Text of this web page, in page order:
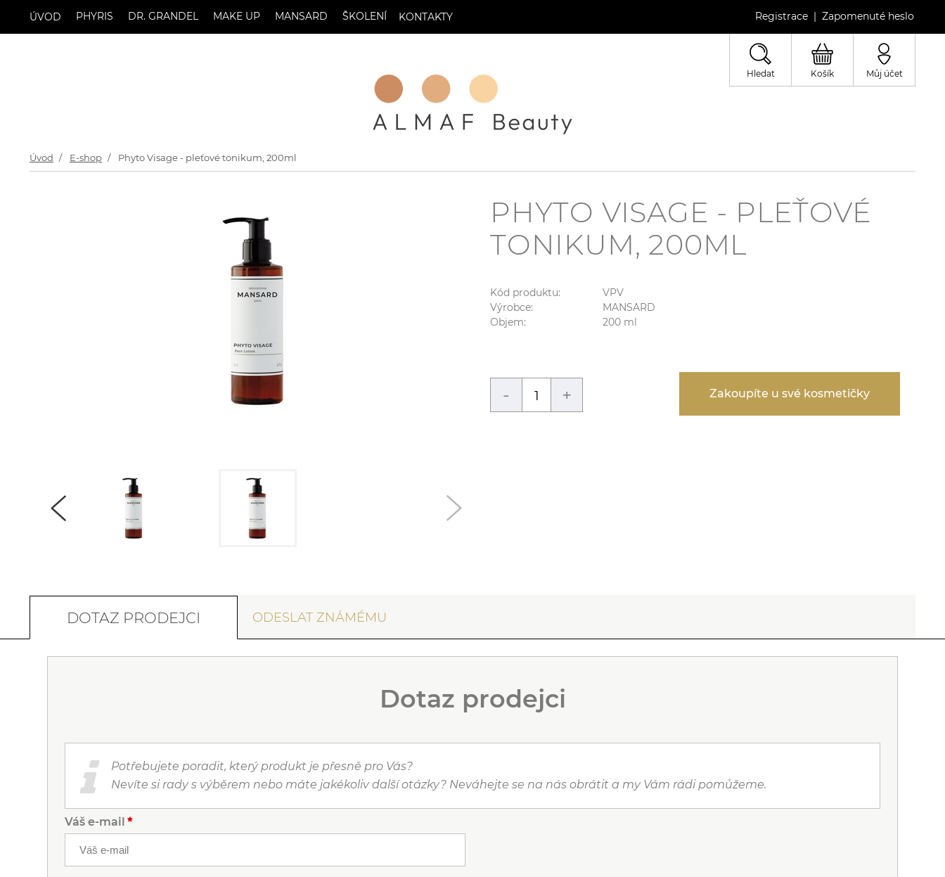
ÚVOD PHYRIS DR. GRANDEL MAKE UP MANSARD ŠKOLENÍ KONTAKTY Registrace | Zapomenuté heslo
Hledat Košík Můj účet
Úvod E-shop Phyto Visage - pleťové tonikum, 200ml
PHYTO VISAGE - PLEŤOVÉ
TONIKUM, 200ML
Kód produktu:
VPV
Výrobce:
MANSARD
Objem:
200 ml
- + Zakoupíte u své kosmetičky
DOTAZ PRODEJCI ODESLAT ZNÁMÉMU
Dotaz prodejci
Potřebujete poradit, který produkt je přesně pro Vás?
Nevíte si rady s výběrem nebo máte jakékoliv další otázky? Neváhejte se na nás obrátit a my Vám rádi pomůžeme.
Váš e-mail